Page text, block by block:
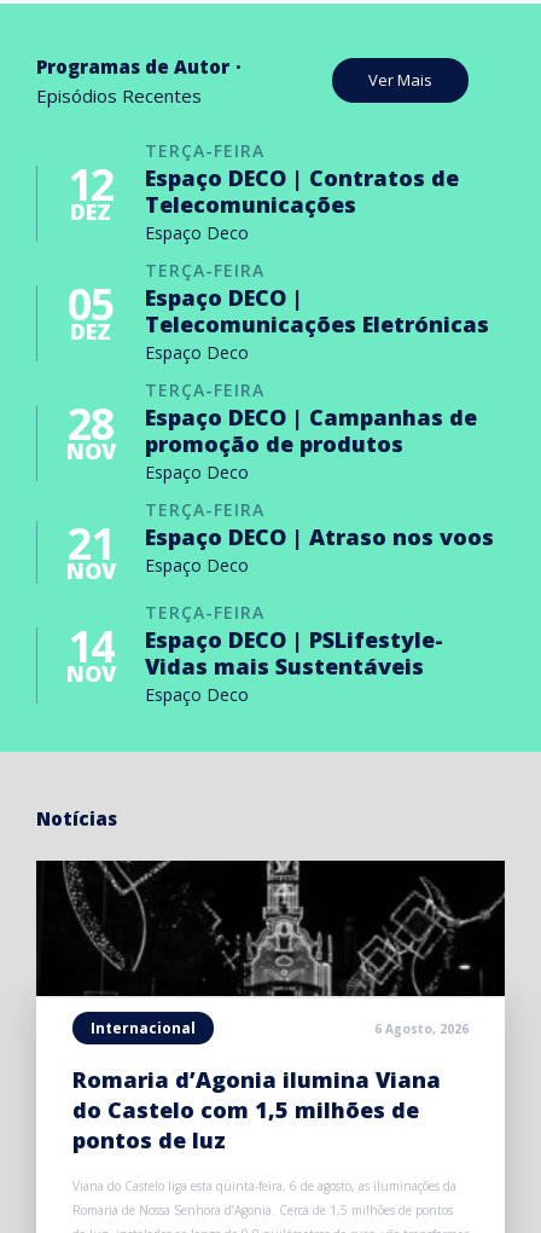
Programas de Autor
Episódios Recentes
Ver Mais
TERÇA-FEIRA
12
DEZ
Espaço DECO | Contratos de
Telecomunicações
Espaço Deco
TERÇA-FEIRA
05
DEZ
Espaço DECO |
Telecomunicações Eletrónicas
Espaço Deco
TERÇA-FEIRA
28
NOV
Espaço DECO | Campanhas de
promoção de produtos
Espaço Deco
TERÇA-FEIRA
21
NOV
Espaço DECO | Atraso nos voos
Espaço Deco
TERÇA-FEIRA
14
NOV
Espaço DECO | PSLifestyle-
Vidas mais Sustentáveis
Espaço Deco
Notícias
Internacional 6 Agosto, 2026
Romaria d’Agonia ilumina Viana
do Castelo com 1,5 milhões de
pontos de luz
Viana do Castelo liga esta quinta-feira, 6 de agosto, as iluminações da
Romaria de Nossa Senhora d’Agonia. Cerca de 1,5 milhões de pontos